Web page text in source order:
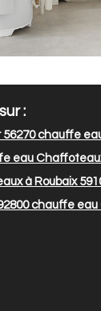
:
chauffe
eau
à Roubaix
chauffe eau